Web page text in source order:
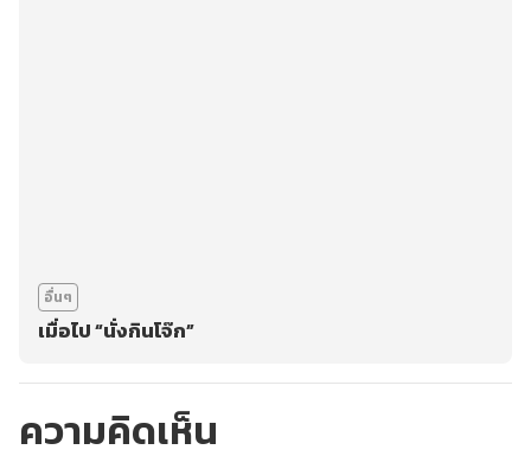
อื่นๆ
เมื่อไป “นั่งกินโจ๊ก”
ความคิดเห็น